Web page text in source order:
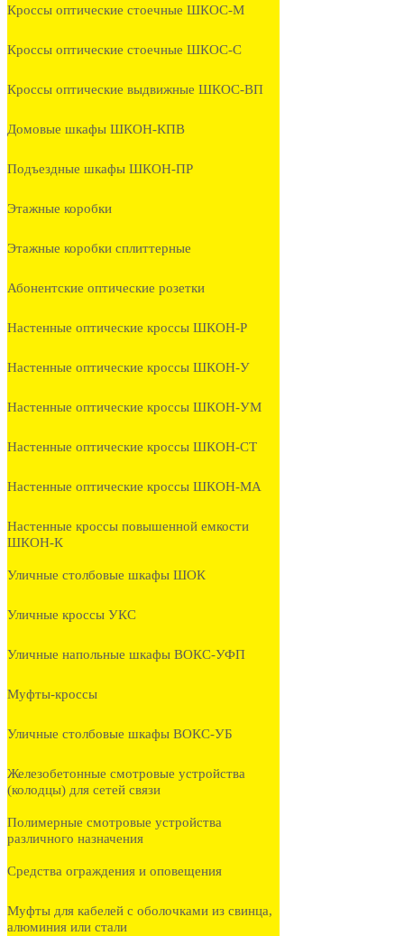
Кроссы оптические стоечные ШКОС-М
Кроссы оптические стоечные ШКОС-С
Кроссы оптические выдвижные ШКОС-ВП
Домовые шкафы ШКОН-КПВ
Подъездные шкафы ШКОН-ПР
Этажные коробки
Этажные коробки сплиттерные
Абонентские оптические розетки
Настенные оптические кроссы ШКОН-Р
Настенные оптические кроссы ШКОН-У
Настенные оптические кроссы ШКОН-УМ
Настенные оптические кроссы ШКОН-СТ
Настенные оптические кроссы ШКОН-МА
Настенные кроссы повышенной емкости
ШКОН-К
Уличные столбовые шкафы ШОК
Уличные кроссы УКС
Уличные напольные шкафы ВОКС-УФП
Муфты-кроссы
Уличные столбовые шкафы ВОКС-УБ
Железобетонные смотровые устройства
(колодцы) для сетей связи
Полимерные смотровые устройства
различного назначения
Средства ограждения и оповещения
Муфты для кабелей с оболочками из свинца,
алюминия или стали